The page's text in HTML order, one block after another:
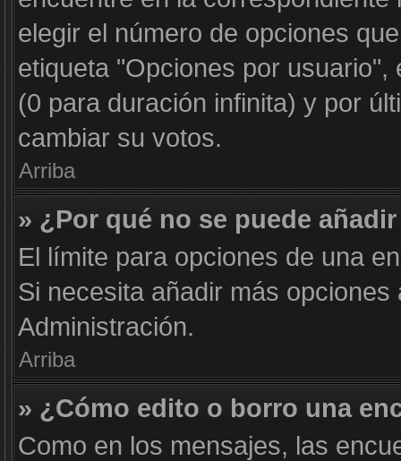
elegir el número de opciones
etiqueta "Opciones por
(0 para duración infinita) y por
cambiar su votos.
Arriba
» ¿Por qué no se puede
El límite para opciones de una
Si necesita añadir más
Administración.
Arriba
» ¿Cómo edito o borro una
Como en los mensajes, las